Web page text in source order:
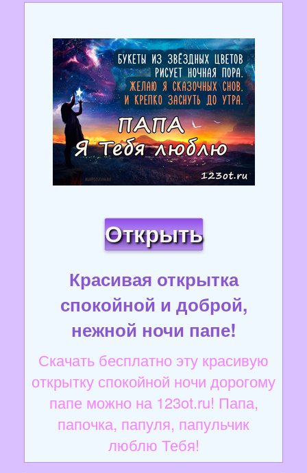
Открыть
Красивая открытка
спокойной и доброй,
нежной ночи папе!
Скачать бесплатно эту красивую
открытку спокойной ночи дорогому
папе можно на 123ot.ru! Папа,
папочка, папуля, папульчик
люблю Тебя!